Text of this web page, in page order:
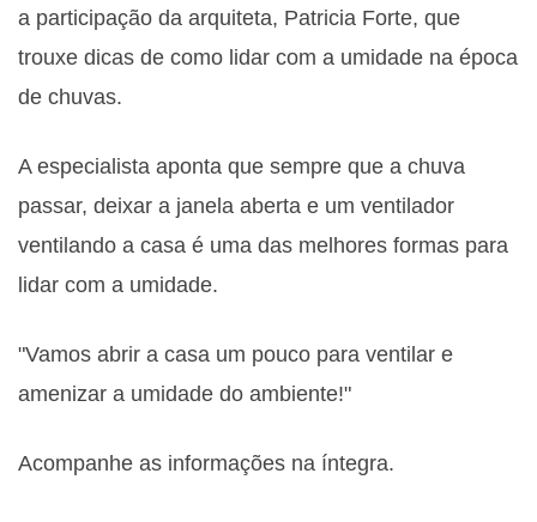
a participação da arquiteta, Patricia Forte, que
trouxe dicas de como lidar com a umidade na época
de chuvas.
A especialista aponta que sempre que a chuva
passar, deixar a janela aberta e um ventilador
ventilando a casa é uma das melhores formas para
lidar com a umidade.
"Vamos abrir a casa um pouco para ventilar e
amenizar a umidade do ambiente!"
Acompanhe as informações na íntegra.